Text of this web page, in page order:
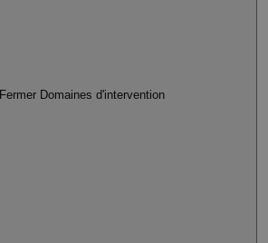
Fermer Domaines d'intervention